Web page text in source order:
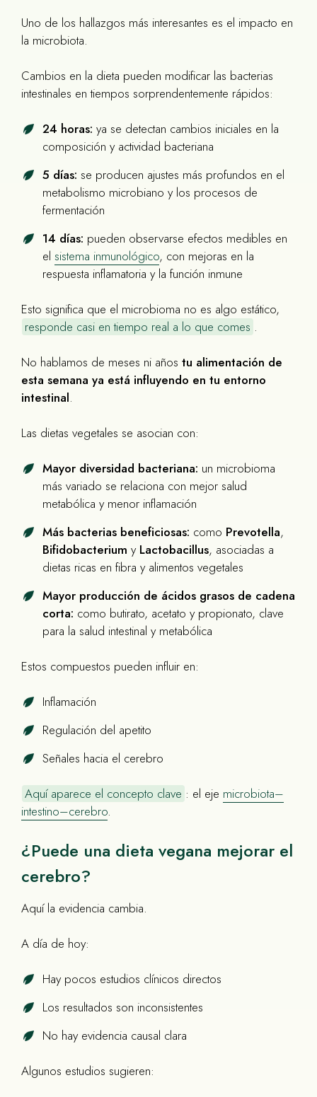
Uno de los hallazgos más interesantes es el impacto en
la microbiota.
Cambios en la dieta pueden modificar las bacterias
intestinales en tiempos sorprendentemente rápidos:
24 horas: ya se detectan cambios iniciales en la
composición y actividad bacteriana
5 días: se producen ajustes más profundos en el
metabolismo microbiano y los procesos de
fermentación
14 días: pueden observarse efectos medibles en
el sistema inmunológico, con mejoras en la
respuesta inflamatoria y la función inmune
Esto significa que el microbioma no es algo estático,
responde casi en tiempo real a lo que comes .
No hablamos de meses ni años tu alimentación de
esta semana ya está influyendo en tu entorno
intestinal.
Las dietas vegetales se asocian con:
Mayor diversidad bacteriana: un microbioma
más variado se relaciona con mejor salud
metabólica y menor inflamación
Más bacterias beneficiosas: como Prevotella,
Bifidobacterium y Lactobacillus, asociadas a
dietas ricas en fibra y alimentos vegetales
Mayor producción de ácidos grasos de cadena
corta: como butirato, acetato y propionato, clave
para la salud intestinal y metabólica
Estos compuestos pueden influir en:
Inflamación
Regulación del apetito
Señales hacia el cerebro
Aquí aparece el concepto clave : el eje microbiota–
intestino–cerebro.
¿Puede una dieta vegana mejorar el
cerebro?
Aquí la evidencia cambia.
A día de hoy:
Hay pocos estudios clínicos directos
Los resultados son inconsistentes
No hay evidencia causal clara
Algunos estudios sugieren: